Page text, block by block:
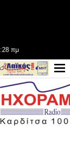
πμ